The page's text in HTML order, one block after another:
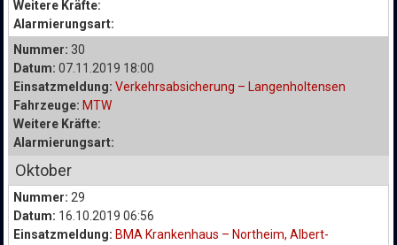
Weitere Kräfte:
Alarmierungsart:
Nummer: 30
Datum: 07.11.2019 18:00
Einsatzmeldung: Verkehrsabsicherung – Langenholtensen
Fahrzeuge: MTW
Weitere Kräfte:
Alarmierungsart:
Oktober
Nummer: 29
Datum: 16.10.2019 06:56
Einsatzmeldung: BMA Krankenhaus – Northeim, Albert-